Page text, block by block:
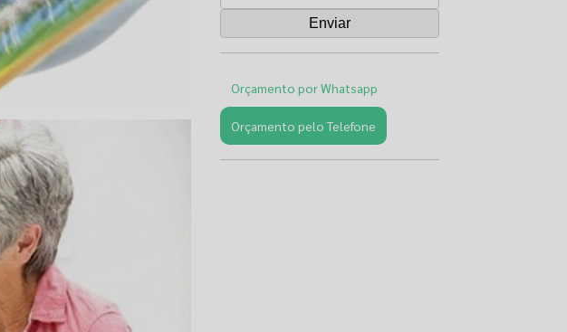
Orçamento por Whatsapp
Orçamento pelo Telefone